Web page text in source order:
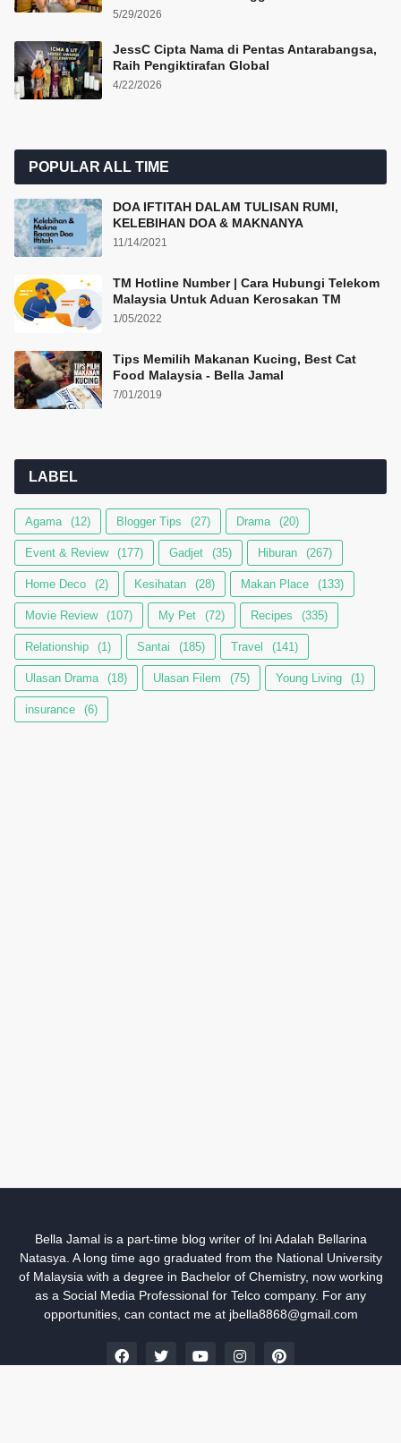
5/29/2026
JessC Cipta Nama di Pentas Antarabangsa,
Raih Pengiktirafan Global
4/22/2026
POPULAR ALL TIME
DOA IFTITAH DALAM TULISAN RUMI,
KELEBIHAN DOA & MAKNANYA
11/14/2021
TM Hotline Number | Cara Hubungi Telekom
Malaysia Untuk Aduan Kerosakan TM
1/05/2022
Tips Memilih Makanan Kucing, Best Cat
Food Malaysia - Bella Jamal
7/01/2019
LABEL
Agama (12) Blogger Tips (27) Drama (20)
Event & Review (177) Gadjet (35) Hiburan (267)
Home Deco (2) Kesihatan (28) Makan Place (133)
Movie Review (107) My Pet (72) Recipes (335)
Relationship (1) Santai (185) Travel (141)
Ulasan Drama (18) Ulasan Filem (75) Young Living (1)
insurance (6)
Bella Jamal is a part-time blog writer of Ini Adalah Bellarina
Natasya. A long time ago graduated from the National University
of Malaysia with a degree in Bachelor of Chemistry, now working
as a Social Media Professional for Telco company. For any
opportunities, can contact me at jbella8868@gmail.com